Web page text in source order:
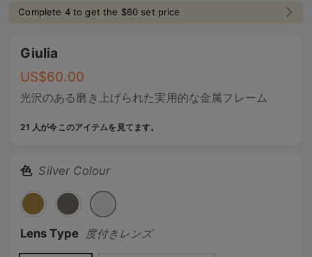
Complete 4 to get the $60 set price
Giulia
US$60.00
光沢のある磨き上げられた実用的な金属フレーム
21 人が今このアイテムを見てます。
色 Silver Colour
Lens Type 度付きレンズ